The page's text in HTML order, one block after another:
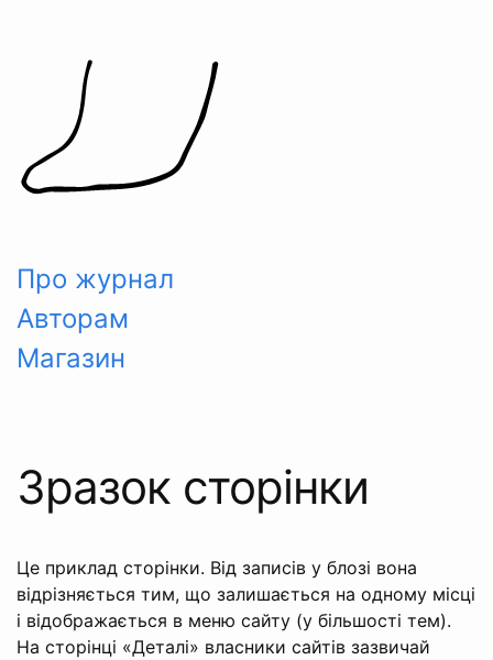
Про журнал
Авторам
Магазин
Зразок сторінки
Це приклад сторінки. Від записів у блозі вона
відрізняється тим, що залишається на одному місці
і відображається в меню сайту (у більшості тем).
На сторінці «Деталі» власники сайтів зазвичай